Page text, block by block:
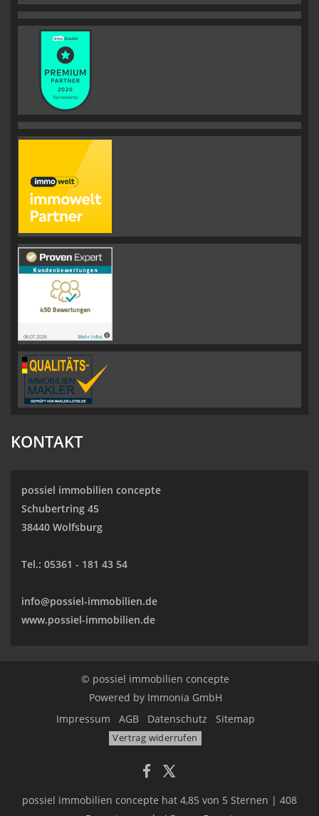
KONTAKT
possiel immobilien concepte
Schubertring 45
38440 Wolfsburg
Tel.: 05361 - 181 43 54
info@possiel-immobilien.de
www.possiel-immobilien.de
© possiel immobilien concepte
Powered by Immonia GmbH
Impressum
AGB Datenschutz Sitemap
Vertrag widerrufen
possiel immobilien concepte hat 4,85 von 5 Sternen | 408